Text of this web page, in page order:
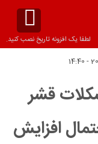
لطفا یک افزونه تاریخ نصب کنید.
قشر
افزایش